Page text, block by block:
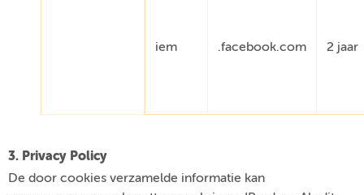
iem .facebook.com 2 jaar
3. Privacy Policy
De door cookies verzamelde informatie kan